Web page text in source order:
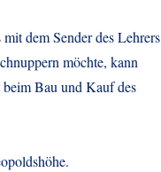
dem Sender des Lehrers
möchte, kann
Bau und Kauf des